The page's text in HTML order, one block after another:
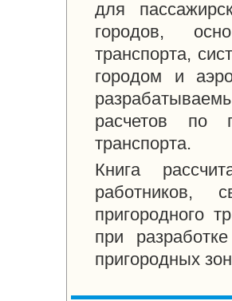
для
городов,
транспорта,
городом и
расчетов по
транспорта.
Книга
работников,
пригородного
при
пригородных